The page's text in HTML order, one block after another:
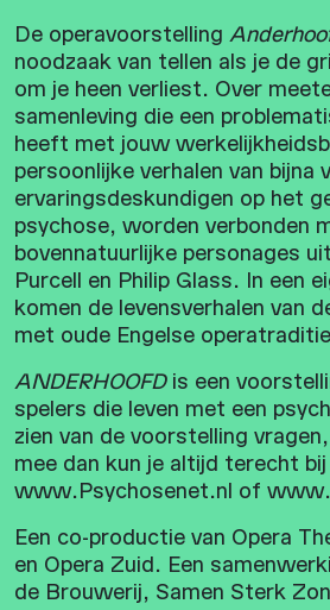
De operavoorstelling
noodzaak van tellen als je de
om je heen verliest. Over
samenleving die een
heeft met jouw
persoonlijke verhalen van bijna
ervaringsdeskundigen op het
psychose, worden verbonden
bovennatuurlijke personages
Purcell en Philip Glass. In een
komen de levensverhalen van
met oude Engelse
ANDERHOOFDis een
spelers die leven met een
zien van de voorstelling
mee dan kun je altijd terecht
www.Psychosenet.nl of
Een co-productie van Opera
en Opera Zuid. Een
de Brouwerij, Samen Sterk